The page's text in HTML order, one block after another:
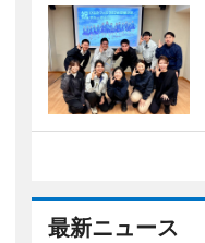
最新ニュース